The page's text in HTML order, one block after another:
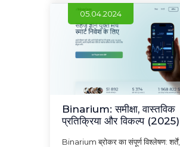
05.04.2024
Binarium: समीक्षा, वास्तविक
प्रतिक्रिया और विकल्प (2025)
Binarium ब्रोकर का संपूर्ण विश्लेषण: शर्तें,